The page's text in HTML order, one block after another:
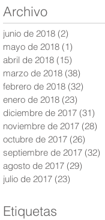
Archivo
junio de 2018 (2)
mayo de 2018 (1)
abril de 2018 (15)
marzo de 2018 (38)
febrero de 2018 (32)
enero de 2018 (23)
diciembre de 2017 (31)
noviembre de 2017 (28)
octubre de 2017 (26)
septiembre de 2017 (32)
agosto de 2017 (29)
julio de 2017 (23)
Etiquetas